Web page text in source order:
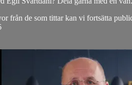
från de som tittar kan vi fortsätta